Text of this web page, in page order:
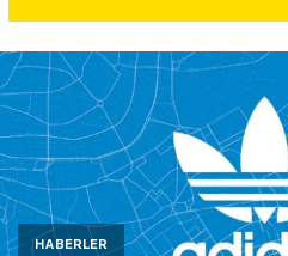
HABERLER
Araştırma